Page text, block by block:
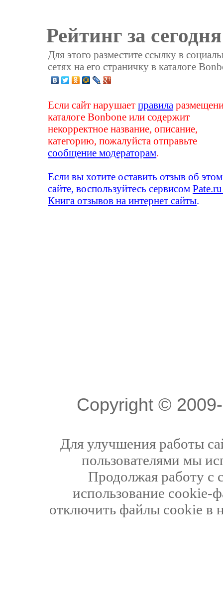
Рейтинг за
Для этого разместите ссылку в
сетях на его страничку в каталоге
Если сайт нарушаетправила
каталоге Bonbone или содержит
некорректное название, описание,
категорию, пожалуйста отправьте
сообщение модераторам
Если вы хотите оставить отзыв об этом
сайте, воспользуйтесь сервисом
Книга отзывов на интернет сайты
Copyright ©
Для улучшения работы
пользователями мы
Продолжая работу с
использование cookie-
отключить файлы cookie в